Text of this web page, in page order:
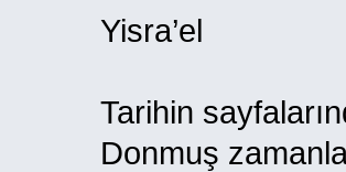
Yisra’el
Tarihin
Donmuş